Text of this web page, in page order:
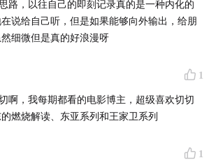
路，以往自己的即刻记录真的是一种内化的
说给自己听，但是如果能够向外输出，给朋
细微但是真的好浪漫呀
1
啊，我每期都看的电影博主，超级喜欢切切
燃烧解读、东亚系列和王家卫系列
1